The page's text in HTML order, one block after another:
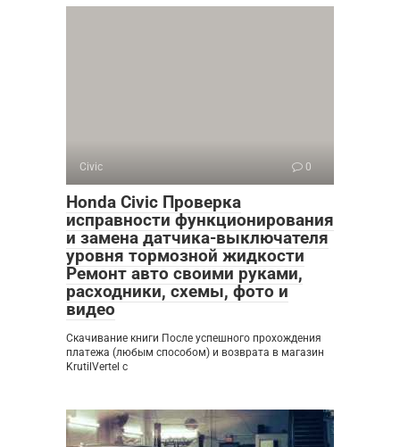
Civic 0
Honda Civic Проверка
исправности функционирования
и замена датчика-выключателя
уровня тормозной жидкости
Ремонт авто своими руками,
расходники, схемы, фото и
видео
Скачивание книги После успешного прохождения
платежа (любым способом) и возврата в магазин
KrutilVertel с